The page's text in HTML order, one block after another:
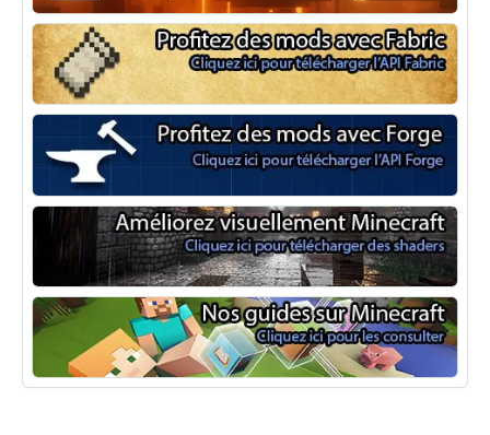
NeoForge
Minecraft Fabric
Minecraft Forge
Shaders Minecraft
Guide Minecraft